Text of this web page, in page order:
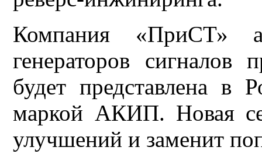
Компания «ПриСТ»
генераторов сигналов
будет представлена
маркой АКИП. Новая
улучшений и заменит